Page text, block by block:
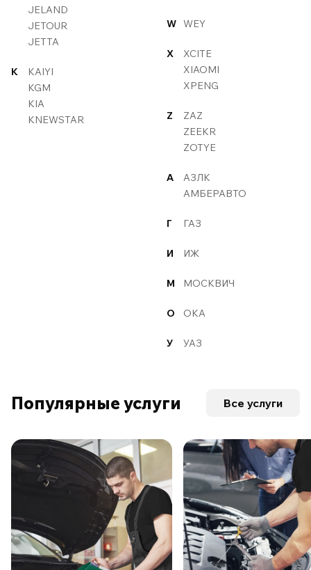
JELAND
JETOUR
JETTA
K
KAIYI
KGM
KIA
KNEWSTAR
W WEY
X
XCITE
XIAOMI
XPENG
Z
ZAZ
ZEEKR
ZOTYE
А
АЗЛК
АМБЕРАВТО
Г ГАЗ
И ИЖ
М МОСКВИЧ
О ОКА
У УАЗ
Популярные услуги Все услуги